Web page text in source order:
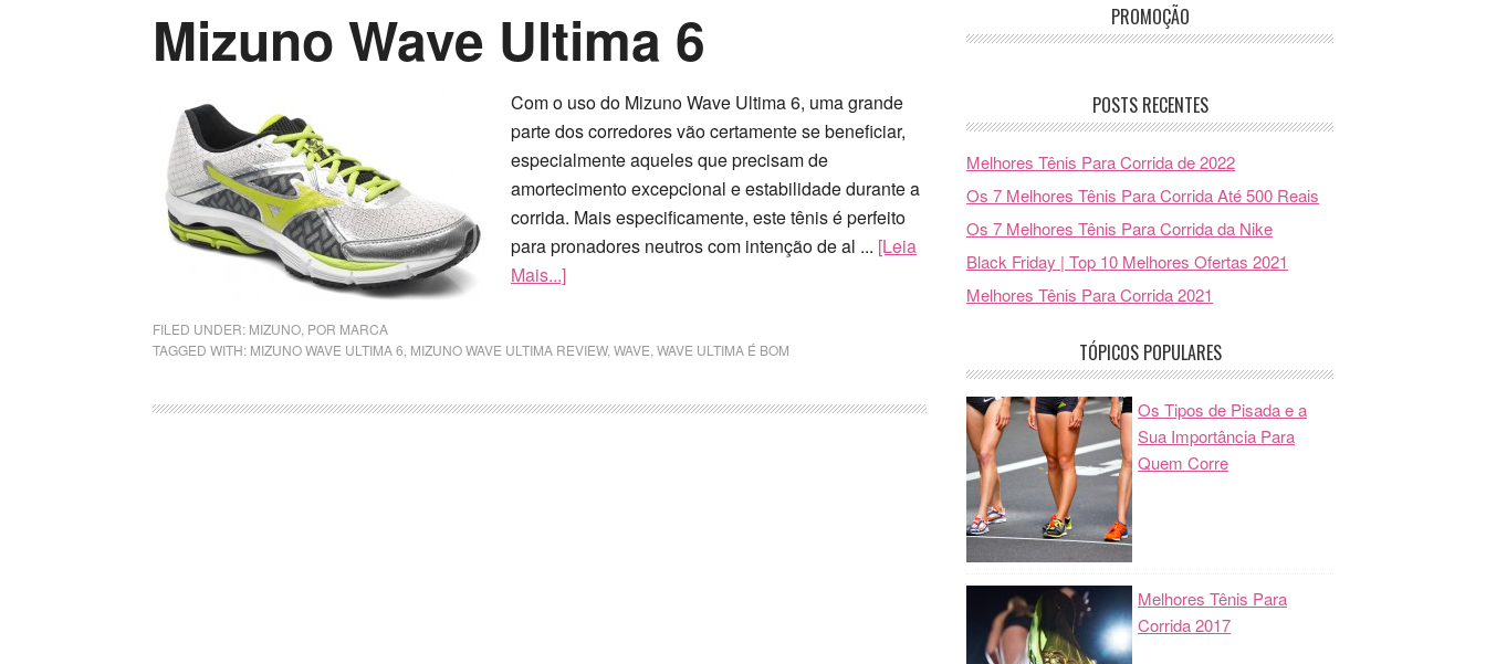
Mizuno Wave Ultima 6
Com o uso do Mizuno Wave Ultima 6, uma grande
parte dos corredores vão certamente se beneficiar,
especialmente aqueles que precisam de
amortecimento excepcional e estabilidade durante a
corrida. Mais especificamente, este tênis é perfeito
para pronadores neutros com intenção de al ... [Leia
Mais...]
FILED UNDER: MIZUNO POR MARCA
TAGGED WITH: MIZUNO WAVE ULTIMA 6 MIZUNO WAVE ULTIMA REVIEW, WAVE WAVE ULTIMA É BOM
PROMOÇÃO
POSTS RECENTES
Melhores Tênis Para Corrida de 2022
Os 7 Melhores Tênis Para Corrida Até 500 Reais
Os 7 Melhores Tênis Para Corrida da Nike
Black Friday | Top 10 Melhores Ofertas 2021
Melhores Tênis Para Corrida 2021
TÓPICOS POPULARES
Os Tipos de Pisada e a
Sua Importância Para
Quem Corre
Melhores Tênis Para
Corrida 2017